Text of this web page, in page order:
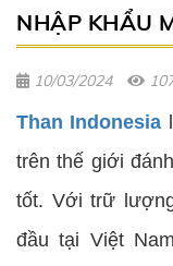
NHẬP KHẨU
10/03/2024
Than Indonesia
trên thế giới
tốt. Với trữ
đầu tại Việt